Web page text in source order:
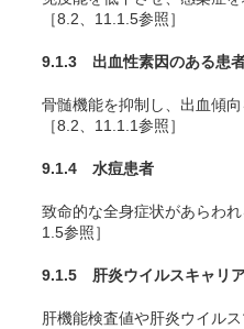
［8.2、11.1.5参照］
9.1.3 出血性素因のある患
骨髄機能を抑制し、出血傾
［8.2、11.1.1参照］
9.1.4 水痘患者
致命的な全身症状があらわ
1.5参照］
9.1.5 肝炎ウイルスキャリ
肝機能検査値や肝炎ウイル